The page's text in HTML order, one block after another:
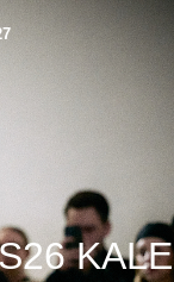
KALE